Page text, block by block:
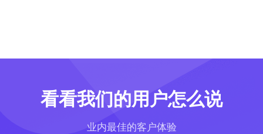
看看我们的用户怎么说
业内最佳的客户体验